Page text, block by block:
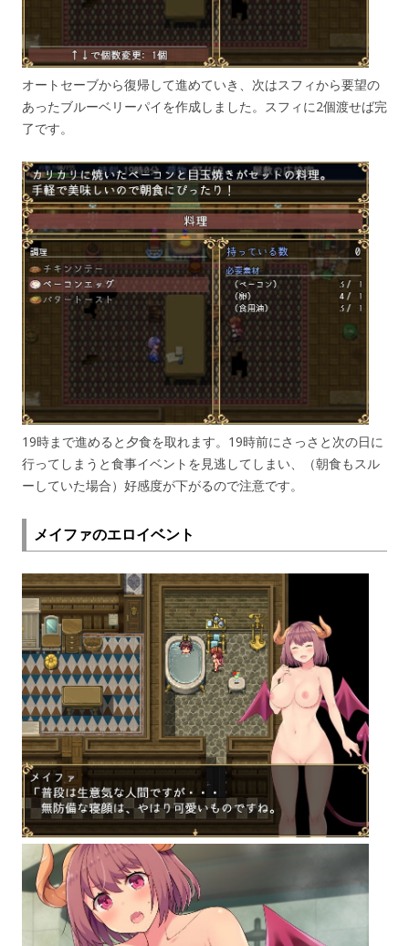
オートセーブから復帰して進めていき、次はスフィから要望の
あったブルーベリーパイを作成しました。スフィに2個渡せば完
了です。
19時まで進めると夕食を取れます。19時前にさっさと次の日に
行ってしまうと食事イベントを見逃してしまい、（朝食もスル
ーしていた場合）好感度が下がるので注意です。
メイファのエロイベント